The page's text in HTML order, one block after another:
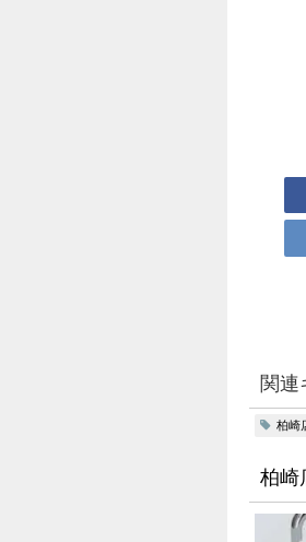
関連
柏崎
柏崎